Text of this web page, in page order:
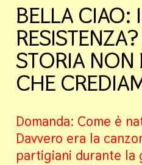
BELLA CIAO:
STORIA NON
CHE
Domanda: Come è
Davvero era la
partigiani durante la